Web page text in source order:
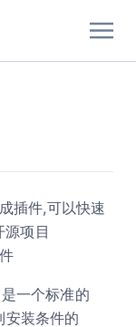
插件,可以快速
项目
一个标准的
装条件的